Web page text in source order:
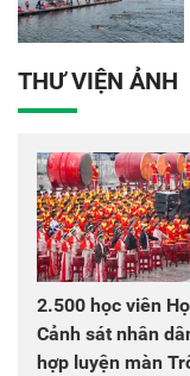
THƯ VIỆN ẢNH
2.500 học viên
Cảnh sát nhân
hợp luyện màn